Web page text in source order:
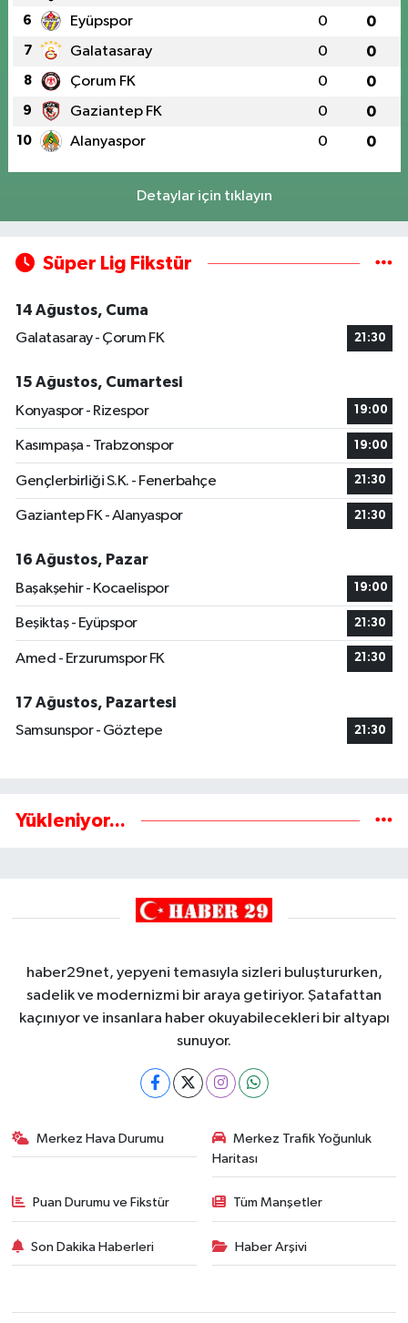
6 Eyüpspor 0 0
7 Galatasaray 0 0
8 Çorum FK 0 0
9 Gaziantep FK 0 0
10 Alanyaspor 0 0
Detaylar için tıklayın
Süper Lig Fikstür
14 Ağustos, Cuma
Galatasaray - Çorum FK
21:30
15 Ağustos, Cumartesi
Konyaspor - Rizespor
19:00
Kasımpaşa - Trabzonspor 19:00
Gençlerbirliği S.K. - Fenerbahçe 21:30
Gaziantep FK - Alanyaspor 21:30
16 Ağustos, Pazar
Başakşehir - Kocaelispor
19:00
Beşiktaş - Eyüpspor 21:30
Amed - Erzurumspor FK 21:30
17 Ağustos, Pazartesi
Samsunspor - Göztepe
21:30
Yükleniyor...
haber29net, yepyeni temasıyla sizleri buluştururken,
sadelik ve modernizmi bir araya getiriyor. Şatafattan
kaçınıyor ve insanlara haber okuyabilecekleri bir altyapı
sunuyor.
Merkez Hava Durumu
Merkez Trafik Yoğunluk
Haritası
Puan Durumu ve Fikstür Tüm Manşetler
Son Dakika Haberleri Haber Arşivi